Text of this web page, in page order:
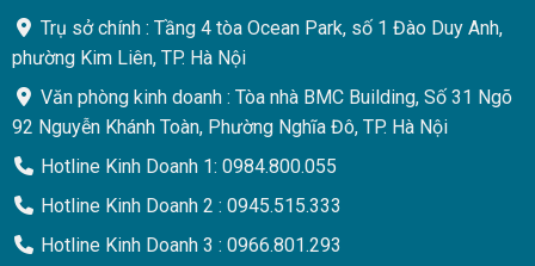
Trụ sở chính : Tầng 4 tòa Ocean Park, số 1 Đào Duy Anh,
phường Kim Liên, TP. Hà Nội
Văn phòng kinh doanh : Tòa nhà BMC Building, Số 31 Ngõ
92 Nguyễn Khánh Toàn, Phường Nghĩa Đô, TP. Hà Nội
Hotline Kinh Doanh 1: 0984.800.055
Hotline Kinh Doanh 2 : 0945.515.333
Hotline Kinh Doanh 3 : 0966.801.293